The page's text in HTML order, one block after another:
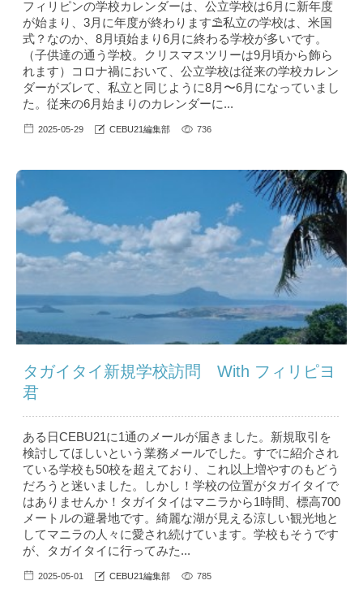
フィリピンの学校カレンダーは、公立学校は6月に新年度
が始まり、3月に年度が終わります⛱私立の学校は、米国
式？なのか、8月頃始まり6月に終わる学校が多いです。
（子供達の通う学校。クリスマスツリーは9月頃から飾ら
れます）コロナ禍において、公立学校は従来の学校カレン
ダーがズレて、私立と同じように8月〜6月になっていまし
た。従来の6月始まりのカレンダーに...
2025-05-29 CEBU21編集部 736
タガイタイ新規学校訪問 With フィリピヨ
君
ある日CEBU21に1通のメールが届きました。新規取引を
検討してほしいという業務メールでした。すでに紹介され
ている学校も50校を超えており、これ以上増やすのもどう
だろうと迷いました。しかし！学校の位置がタガイタイで
はありませんか！タガイタイはマニラから1時間、標高700
メートルの避暑地です。綺麗な湖が見える涼しい観光地と
してマニラの人々に愛され続けています。学校もそうです
が、タガイタイに行ってみた...
2025-05-01 CEBU21編集部 785